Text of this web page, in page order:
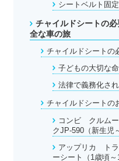
シートベルト固
チャイルドシートの
全な車の旅
チャイルドシートの
子どもの大切な
法律で義務化さ
チャイルドシートの
コンビ クルム
クJP-590（新生児
アップリカ ト
ーシート（1歳頃～